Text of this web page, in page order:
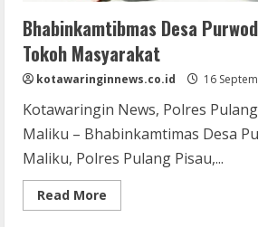
Bhabinkamtibmas Desa
Tokoh Masyarakat
kotawaringinnews.co.id 16
Kotawaringin News, Polres
Maliku – Bhabinkamtimas Desa
Maliku, Polres Pulang Pisau,...
Read More
more